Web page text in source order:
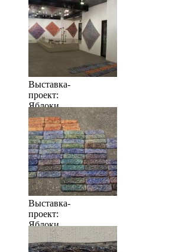
много
Выставка-
проект:
Яблоки
когда их
много
Выставка-
проект:
Яблоки
когда их
много